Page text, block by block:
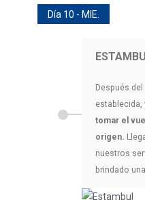
Día 10 - MIE.
Después
establecida,
tomar el
origen.
nuestros
brindado